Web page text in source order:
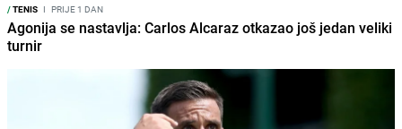
/TENIS I PRIJE 1 DAN
Agonija se nastavlja: Carlos Alcaraz otkazao još jedan veliki
turnir